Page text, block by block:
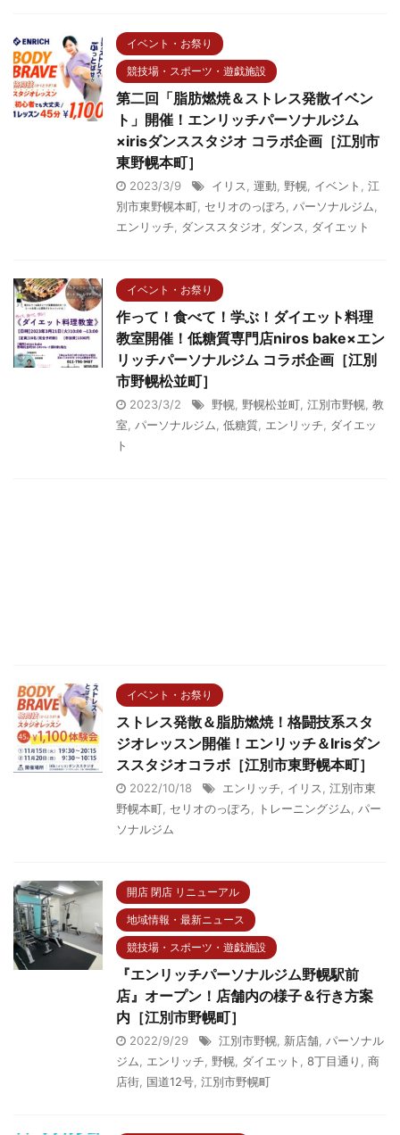
イベント・お祭り
競技場・スポーツ・遊戯施設
第二回「脂肪燃焼＆ストレス発散イベン
ト」開催！エンリッチパーソナルジム
×irisダンススタジオ コラボ企画［江別市
東野幌本町］
2023/3/9 イリス, 運動, 野幌, イベント , 江
別市東野幌本町, セリオのっぽろ, パーソナルジム,
エンリッチ, ダンススタジオ, ダンス, ダイエット
イベント・お祭り
作って！食べて！学ぶ！ダイエット料理
教室開催！低糖質専門店niros bake×エン
リッチパーソナルジム コラボ企画［江別
市野幌松並町］
2023/3/2 野幌, 野幌松並町, 江別市野幌, 教
室, パーソナルジム, 低糖質, エンリッチ, ダイエッ
ト
イベント・お祭り
ストレス発散＆脂肪燃焼！格闘技系スタ
ジオレッスン開催！エンリッチ＆Irisダン
ススタジオコラボ［江別市東野幌本町］
2022/10/18 エンリッチ, イリス, 江別市東
野幌本町, セリオのっぽろ, トレーニングジム, パー
ソナルジム
開店 閉店 リニューアル
地域情報・最新ニュース
競技場・スポーツ・遊戯施設
『エンリッチパーソナルジム野幌駅前
店』オープン！店舗内の様子＆行き方案
内［江別市野幌町］
2022/9/29 江別市野幌, 新店舗, パーソナル
ジム, エンリッチ, 野幌, ダイエット , 8丁目通り , 商
店街, 国道12号, 江別市野幌町